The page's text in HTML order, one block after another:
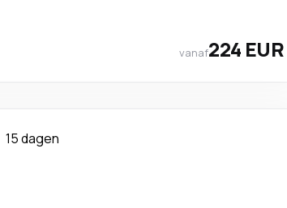
vanaf224 EUR
15 dagen